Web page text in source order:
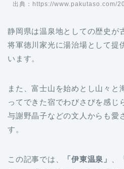
出典：https://www.pakutaso.com/
静岡県は温泉地としての歴史が
将軍徳川家光に湯治場として提
います。
また、富士山を始めとし山々と
ってできた宿でわびさびを感じ
与謝野晶子などの文人からも愛
す。
この記事では、 「伊東温泉」